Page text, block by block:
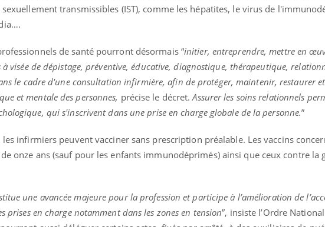
transmissibles (IST), comme les hépatites, le virus de
de santé pourront désormais “initier, entreprendre, mettre en
visée de dépistage, préventive, éducative, diagnostique, thérapeutique,
le cadre d'une consultation infirmière, afin de protéger, maintenir, restaurer et
et mentale des personnes, précise le décret.Assurer les soins relationnels
qui s'inscrivent dans une prise en charge globale de la personne.”
infirmiers peuvent vacciner sans prescription préalable. Les vaccins
onze ans (sauf pour les enfants immunodéprimés) ainsi que ceux contre la
une avancée majeure pour la profession et participe à l’amélioration de
prises en charge notamment dans les zones en tension”, insiste l’Ordre
Youtube
Eczéma Chronique des Mains :
expliquer ma maladieYoutube
Il y a des sujets qui sont faciles à aborder...
questions sur la maladie d'un proche c'est
montrer ...
Youtube
Carence en fer :
prévenirYoutube
Fatigue, irritabilité, brouillard
carence en fer sont multiples
...